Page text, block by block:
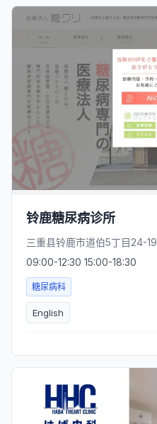
铃鹿糖尿病诊所
三重县铃鹿市道伯5丁目24-19
09:00-12:30 15:00-18:30
糖尿病科
English